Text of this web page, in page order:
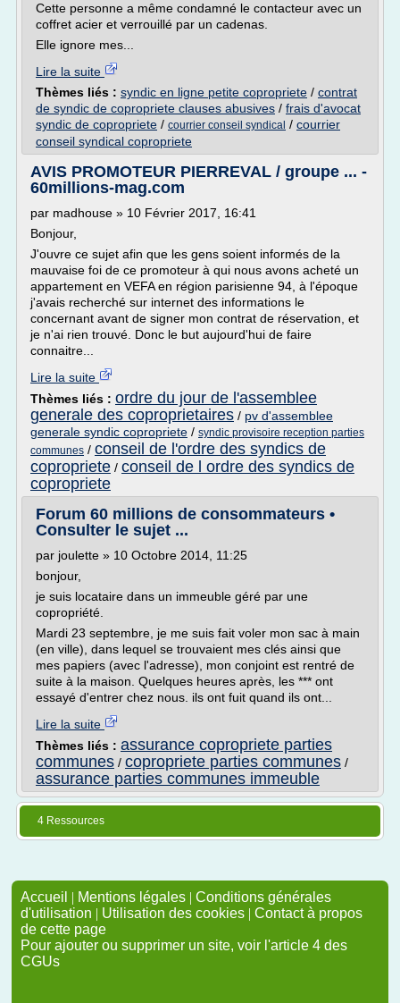
Cette personne a même condamné le contacteur avec un
coffret acier et verrouillé par un cadenas.
Elle ignore mes...
Lire la suite
Thèmes liés : syndic en ligne petite copropriete / contrat
de syndic de copropriete clauses abusives / frais d'avocat
syndic de copropriete / courrier conseil syndical / courrier
conseil syndical copropriete
AVIS PROMOTEUR PIERREVAL / groupe ... -
60millions-mag.com
par madhouse » 10 Février 2017, 16:41
Bonjour,
J'ouvre ce sujet afin que les gens soient informés de la
mauvaise foi de ce promoteur à qui nous avons acheté un
appartement en VEFA en région parisienne 94, à l'époque
j'avais recherché sur internet des informations le
concernant avant de signer mon contrat de réservation, et
je n'ai rien trouvé. Donc le but aujourd'hui de faire
connaitre...
Lire la suite
Thèmes liés : ordre du jour de l'assemblee
generale des coproprietaires / pv d'assemblee
generale syndic copropriete / syndic provisoire reception parties
communes / conseil de l'ordre des syndics de
copropriete / conseil de l ordre des syndics de
copropriete
Forum 60 millions de consommateurs •
Consulter le sujet ...
par joulette » 10 Octobre 2014, 11:25
bonjour,
je suis locataire dans un immeuble géré par une
copropriété.
Mardi 23 septembre, je me suis fait voler mon sac à main
(en ville), dans lequel se trouvaient mes clés ainsi que
mes papiers (avec l'adresse), mon conjoint est rentré de
suite à la maison. Quelques heures après, les *** ont
essayé d'entrer chez nous. ils ont fuit quand ils ont...
Lire la suite
Thèmes liés : assurance copropriete parties
communes / copropriete parties communes /
assurance parties communes immeuble
4 Ressources
Accueil | Mentions légales | Conditions générales
d'utilisation | Utilisation des cookies | Contact à propos
de cette page
Pour ajouter ou supprimer un site, voir l'article 4 des
CGUs